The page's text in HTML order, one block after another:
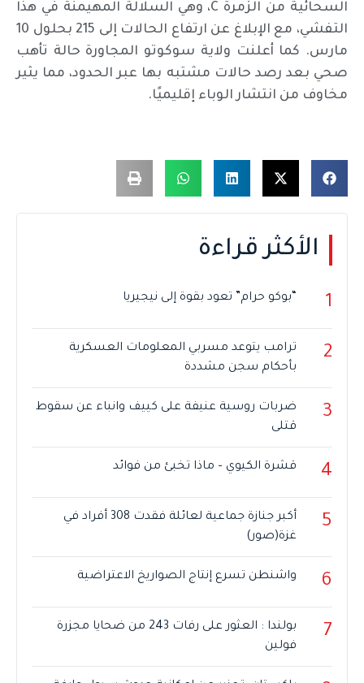
السحائية من الزمرة C، وهي السلالة المهيمنة في هذا
التفشي، مع الإبلاغ عن ارتفاع الحالات إلى 215 بحلول 10
مارس. كما أعلنت ولاية سوكوتو المجاورة حالة تأهب
صحي بعد رصد حالات مشتبه بها عبر الحدود، مما يثير
مخاوف من انتشار الوباء إقليميًا.
الأكثر قراءة
1 “بوكو حرام” تعود بقوة إلى نيجيريا
2
ترامب يتوعد مسربي المعلومات العسكرية
بأحكام سجن مشددة
3
ضربات روسية عنيفة على كييف وانباء عن سقوط
قتلى
4 قشرة الكيوي – ماذا تخبئ من فوائد
5
أكبر جنازة جماعية لعائلة فقدت 308 أفراد في
غزة(صور)
6 واشنطن تسرع إنتاج الصواريخ الاعتراضية
7
بولندا : العثور على رفات 243 من ضحايا مجزرة
فولين